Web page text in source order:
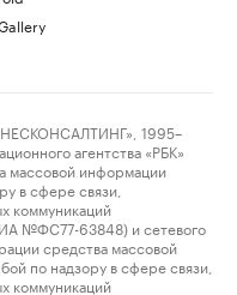
1995–
агентства «РБК»
массовой информации
в сфере связи,
коммуникаций
№ФС77-63848) и сетевого
средства массовой
по надзору в сфере связи,
коммуникаций